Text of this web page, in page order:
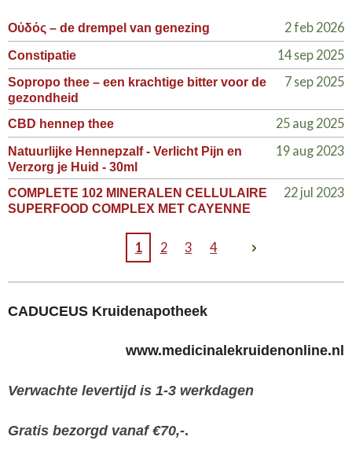
Οὐδός – de drempel van genezing 2 feb 2026
Constipatie 14 sep 2025
Sopropo thee – een krachtige bitter voor de
gezondheid
7 sep 2025
CBD hennep thee 25 aug 2025
Natuurlijke Hennepzalf - Verlicht Pijn en
Verzorg je Huid - 30ml
19 aug 2023
COMPLETE 102 MINERALEN CELLULAIRE
SUPERFOOD COMPLEX MET CAYENNE
22 jul 2023
1 2 3 4
CADUCEUS Kruidenapotheek
www.medicinalekruidenonline.nl
Verwachte levertijd is 1-3 werkdagen
Gratis bezorgd vanaf €70,-.